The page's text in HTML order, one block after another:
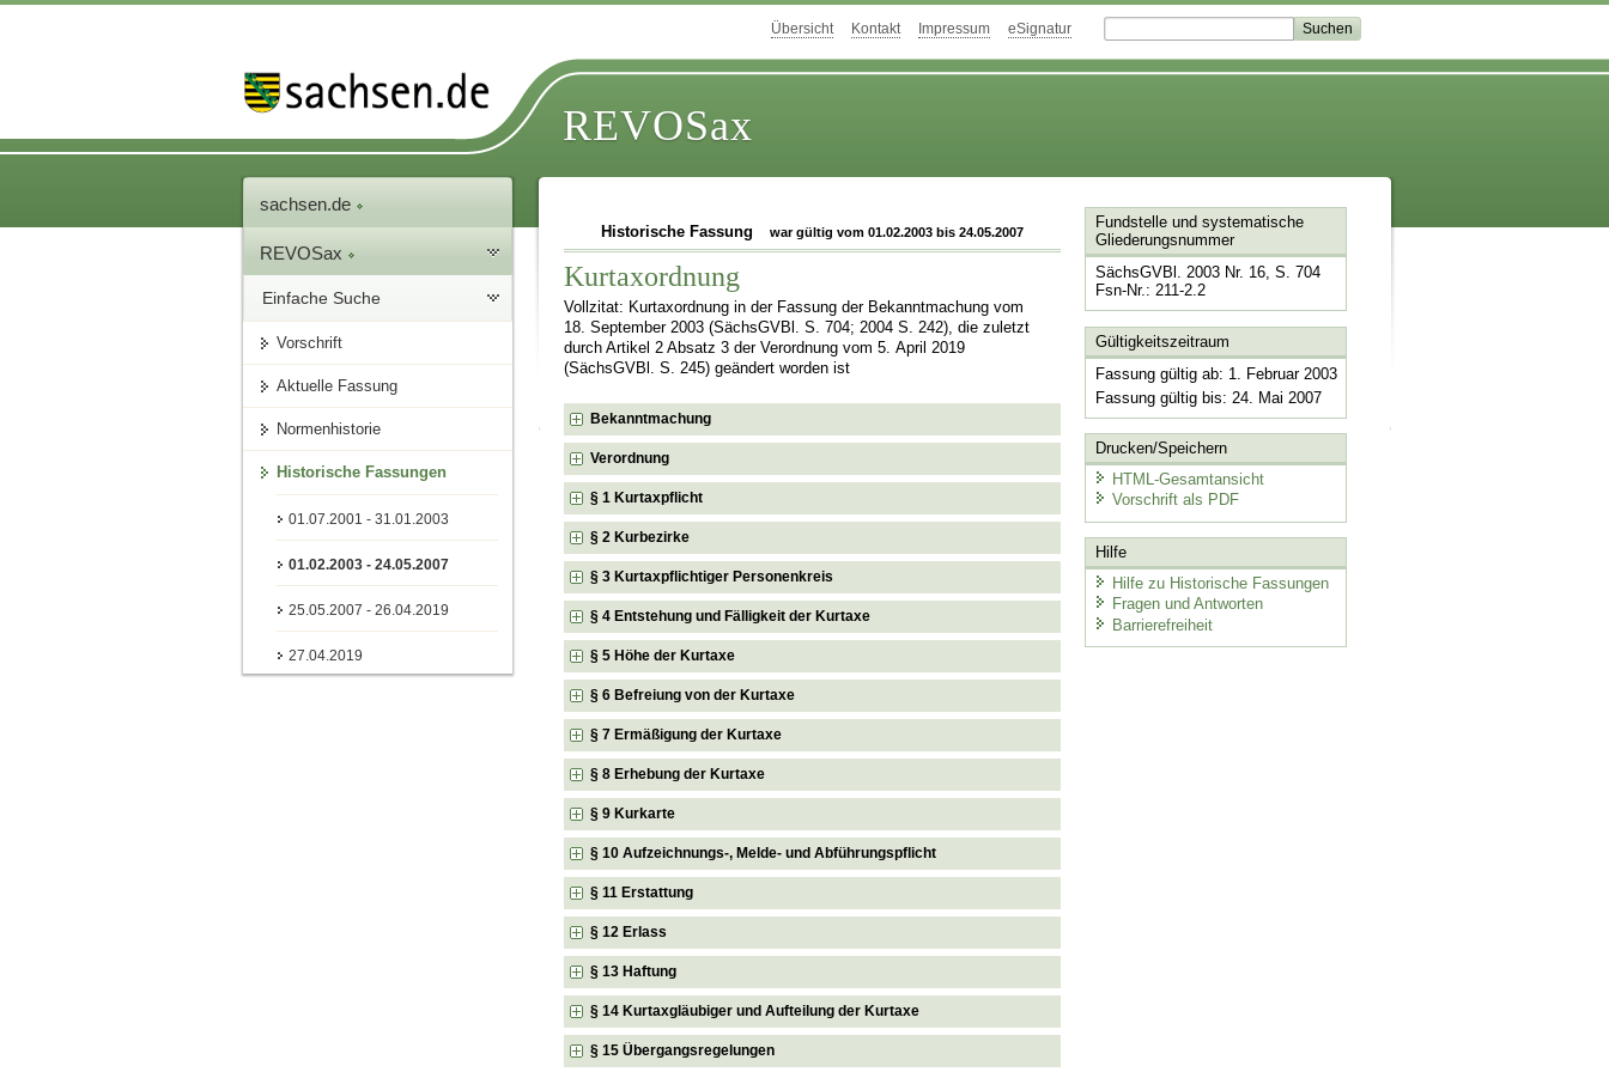
Übersicht Kontakt Impressum eSignatur
REVOSax
sachsen.de
REVOSax
Einfache Suche
Vorschrift
Aktuelle Fassung
Normenhistorie
Historische Fassungen
01.07.2001 - 31.01.2003
01.02.2003 - 24.05.2007
25.05.2007 - 26.04.2019
27.04.2019
Historische Fassung war gültig vom 01.02.2003 bis 24.05.2007
Kurtaxordnung
Vollzitat: Kurtaxordnung in der Fassung der Bekanntmachung vom
18. September 2003 (SächsGVBl. S. 704; 2004 S. 242), die zuletzt
durch Artikel 2 Absatz 3 der Verordnung vom 5. April 2019
(SächsGVBl. S. 245) geändert worden ist
Bekanntmachung
Verordnung
§ 1 Kurtaxpflicht
§ 2 Kurbezirke
§ 3 Kurtaxpflichtiger Personenkreis
§ 4 Entstehung und Fälligkeit der Kurtaxe
§ 5 Höhe der Kurtaxe
§ 6 Befreiung von der Kurtaxe
§ 7 Ermäßigung der Kurtaxe
§ 8 Erhebung der Kurtaxe
§ 9 Kurkarte
§ 10 Aufzeichnungs-, Melde- und Abführungspflicht
§ 11 Erstattung
§ 12 Erlass
§ 13 Haftung
§ 14 Kurtaxgläubiger und Aufteilung der Kurtaxe
§ 15 Übergangsregelungen
Fundstelle und systematische
Gliederungsnummer
SächsGVBl. 2003 Nr. 16, S. 704
Fsn-Nr.: 211-2.2
Gültigkeitszeitraum
Fassung gültig ab: 1. Februar 2003
Fassung gültig bis: 24. Mai 2007
Drucken/Speichern
HTML-Gesamtansicht
Vorschrift als PDF
Hilfe
Hilfe zu Historische Fassungen
Fragen und Antworten
Barrierefreiheit